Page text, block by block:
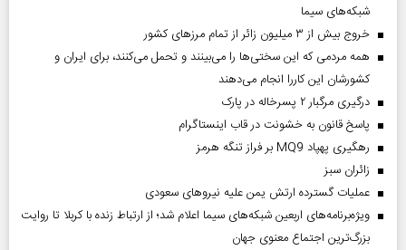
شبکه‌های سیما
خروج بیش از ۳ میلیون زائر از تمام مرز‌های کشور
همه مردمی که این سختی‌ها را می‌بینند و تحمل می‌کنند، برای ایران و
کشورشان این کاررا انجام می‌دهند
درگیری مرگبار ۲ پسرخاله در پارک
پاسخ قانون به خشونت در قاب اینستاگرام
رهگیری پهپاد MQ9 بر فراز تنگه هرمز
‌زائران سبز
عملیات گسترده ارتش یمن علیه نیروهای سعودی
ویژه‌برنامه‌های اربعین شبکه‌های سیما اعلام شد؛ از ارتباط زنده با کربلا تا روایت
بزرگ‌ترین اجتماع معنوی جهان